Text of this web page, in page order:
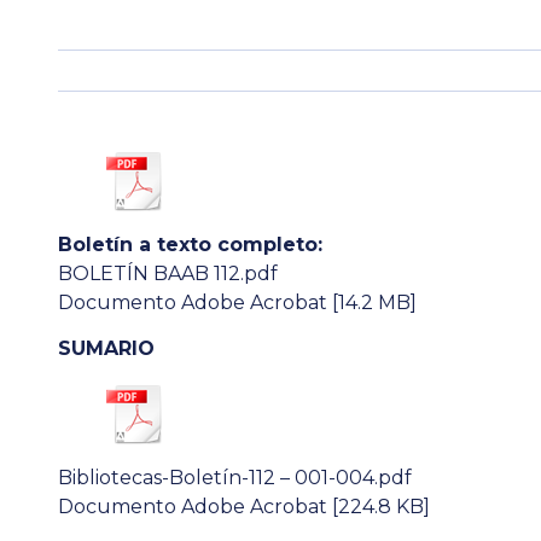
Boletín a texto completo:
BOLETÍN BAAB 112.pdf
Documento Adobe Acrobat [14.2 MB]
SUMARIO
Bibliotecas-Boletín-112 – 001-004.pdf
Documento Adobe Acrobat [224.8 KB]